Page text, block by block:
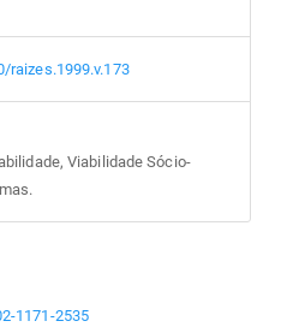
raizes.1999.v.173
Viabilidade Sócio-
1171-2535